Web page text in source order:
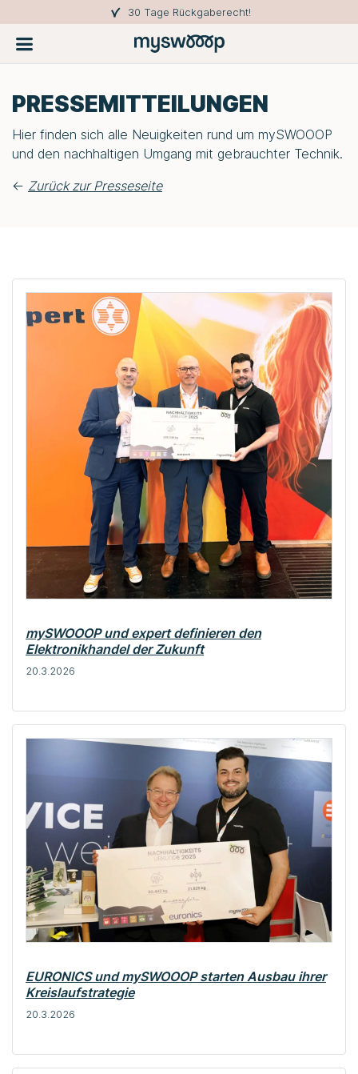
30 Tage Rückgaberecht!
PRESSEMITTEILUNGEN
Hier finden sich alle Neuigkeiten rund um mySWOOOP
und den nachhaltigen Umgang mit gebrauchter Technik.
<- Zurück zur Presseseite
mySWOOOP und expert definieren den
Elektronikhandel der Zukunft
20.3.2026
EURONICS und mySWOOOP starten Ausbau ihrer
Kreislaufstrategie
20.3.2026